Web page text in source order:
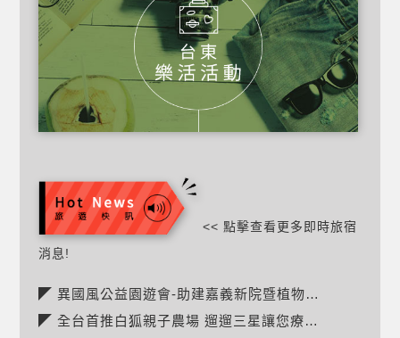
<< 點擊查看更多即時旅宿
消息!
◤ 異國風公益園遊會-助建嘉義新院暨植物人常年服務經費◢
◤ 全台首推白狐親子農場 遛遛三星讓您療癒!◢